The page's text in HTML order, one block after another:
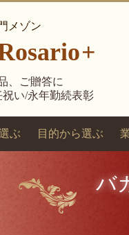
メゾン
+
、ご贈答に
い/永年勤続表彰
ぶ 目的から選ぶ
バ